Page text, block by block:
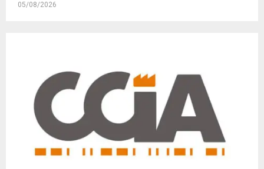
05/08/2026